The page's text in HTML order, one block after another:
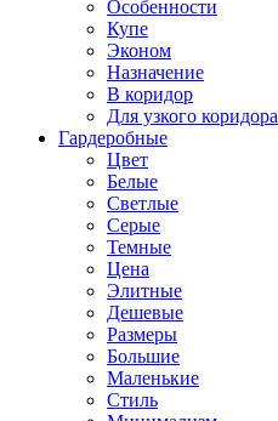
Особенности
Купе
Эконом
Назначение
В коридор
Для узкого коридора
Гардеробные
Цвет
Белые
Светлые
Серые
Темные
Цена
Элитные
Дешевые
Размеры
Большие
Маленькие
Стиль